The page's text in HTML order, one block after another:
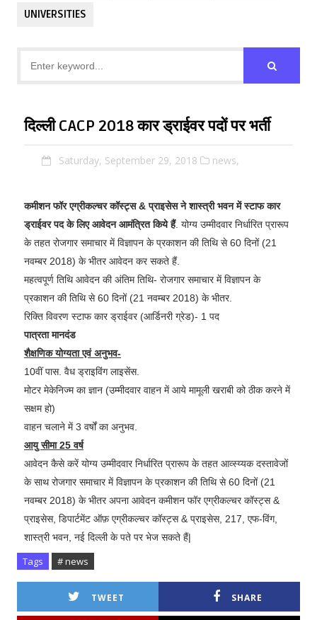
UNIVERSITIES
दिल्ली CACP 2018 कार ड्राईवर पदों पर भर्ती
Saturday, September 29, 2018 news,
कमीशन फॉर एग्रीकल्चर कॉस्ट्स & प्राइसेस ने शास्त्री भवन में स्टाफ कार
ड्राईवर पद के लिए आवेदन आमंत्रित किये हैं. योग्य उम्मीदवार निर्धारित प्रारूप
के तहत रोजगार समाचार में विज्ञापन के प्रकाशन की तिथि से 60 दिनों (21
नवम्बर 2018) के भीतर आवेदन कर सकते हैं.
महत्वपूर्ण तिथि आवेदन की अंतिम तिथि- रोजगार समाचार में विज्ञापन के
प्रकाशन की तिथि से 60 दिनों (21 नवम्बर 2018) के भीतर.
रिक्ति विवरण स्टाफ कार ड्राईवर (आर्डिनरी ग्रेड)- 1 पद
पात्रता मानदंड
शैक्षणिक योग्यता एवं अनुभव-
10वीं पास. वैध ड्राइविंग लाइसेंस.
मोटर मेकेनिज्म का ज्ञान (उम्मीदवार वाहन में आये मामूली खराबी को ठीक करने में
सक्षम हो)
वाहन चलाने में 3 वर्षों का अनुभव.
आयु सीमा 25 वर्ष
आवेदन कैसे करें योग्य उम्मीदवार निर्धारित प्रारूप के तहत आव्स्य्यक दस्तावेजों
के साथ रोजगार समाचार में विज्ञापन के प्रकाशन की तिथि से 60 दिनों (21
नवम्बर 2018) के भीतर अपना आवेदन कमीशन फॉर एग्रीकल्चर कॉस्ट्स &
प्राइसेस, डिपार्टमेंट ऑफ़ एग्रीकल्चर कॉस्ट्स & प्राइसेस, 217, एफ-विंग,
शास्त्री भवन, नई दिल्ली के पते पर भेज सकते हैं|
Tags # news
TWEET SHARE